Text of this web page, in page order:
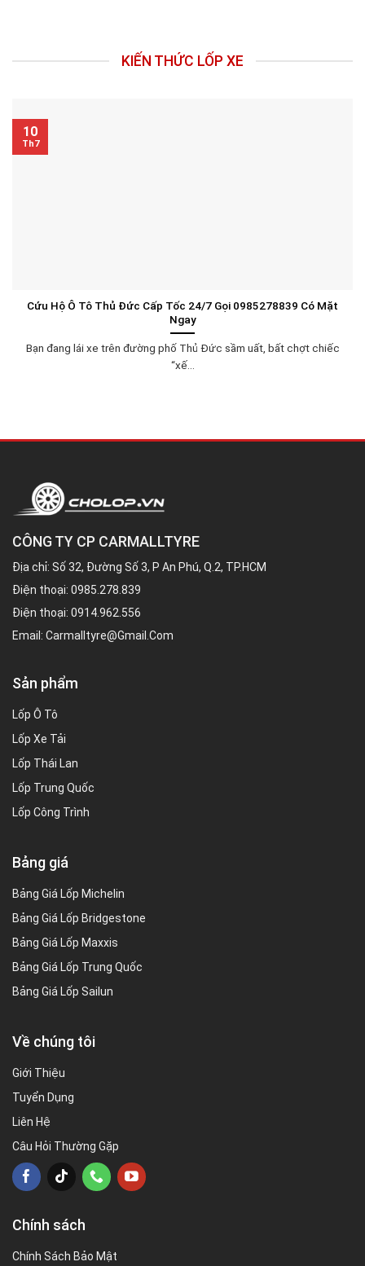
KIẾN THỨC LỐP XE
Cứu Hộ Ô Tô Thủ Đức Cấp Tốc 24/7 Gọi 0985278839 Có Mặt
Ngay
Bạn đang lái xe trên đường phố Thủ Đức sầm uất, bất chợt chiếc
“xế...
10
Th7
CÔNG TY CP CARMALLTYRE
Địa chỉ: Số 32, Đường Số 3, P An Phú, Q.2, TP.HCM
Điện thoại: 0985.278.839
Điện thoại: 0914.962.556
Email: Carmalltyre@gmail.com
Sản phẩm
Lốp Ô Tô
Lốp Xe Tải
Lốp Thái Lan
Lốp Trung Quốc
Lốp Công Trình
Bảng giá
Bảng Giá Lốp Michelin
Bảng Giá Lốp Bridgestone
Bảng Giá Lốp Maxxis
Bảng Giá Lốp Trung Quốc
Bảng Giá Lốp Sailun
Về chúng tôi
Giới Thiệu
Tuyển Dụng
Liên Hệ
Câu Hỏi Thường Gặp
Chính sách
Chính Sách Bảo Mật